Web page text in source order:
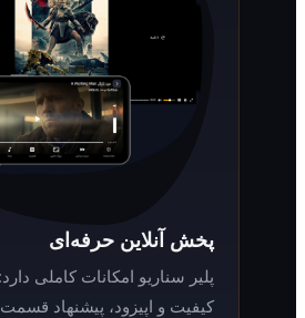
پخش آنلاین حرفه‌ای
پلیر سناریو امکانات کاملی دارد: انتخاب
کیفیت و اپیزود، پیشنهاد قسمت بعدی، تغییر